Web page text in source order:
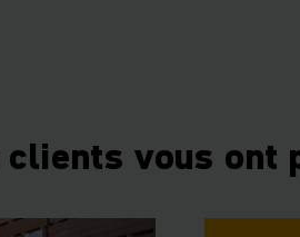
clients vous ont